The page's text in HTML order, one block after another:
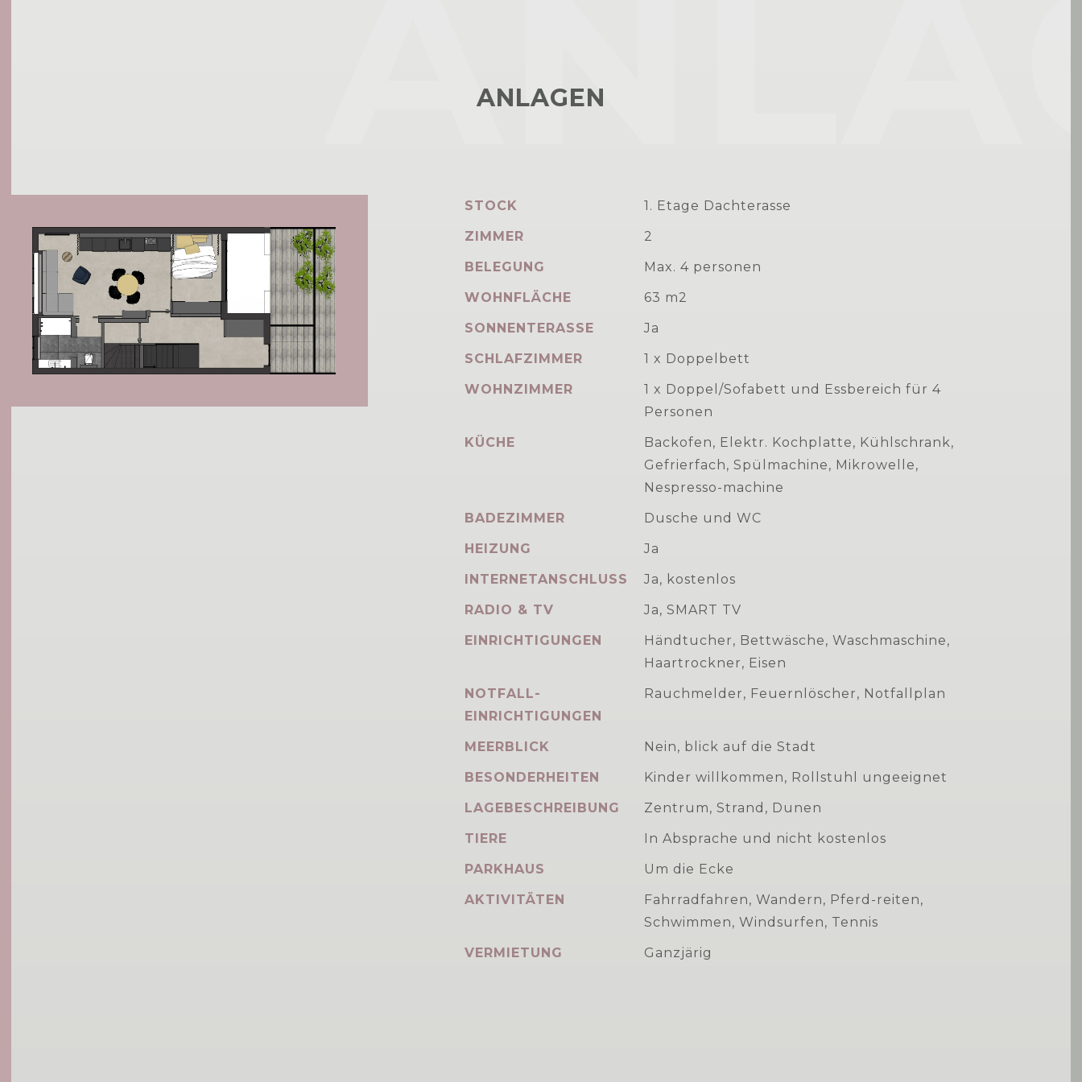
ANLAGEN
STOCK
1. Etage Dachterasse
ZIMMER
2
BELEGUNG
Max. 4 personen
WOHNFLÄCHE
63 m2
SONNENTERASSE
Ja
SCHLAFZIMMER
1 x Doppelbett
WOHNZIMMER
1 x Doppel/Sofabett und Essbereich für 4
Personen
KÜCHE
Backofen, Elektr. Kochplatte, Kühlschrank,
Gefrierfach, Spülmachine, Mikrowelle,
Nespresso-machine
BADEZIMMER
Dusche und WC
HEIZUNG
Ja
INTERNETANSCHLUSS
Ja, kostenlos
RADIO & TV
Ja, SMART TV
EINRICHTIGUNGEN
Händtucher, Bettwäsche, Waschmaschine,
Haartrockner, Eisen
NOTFALL-
EINRICHTIGUNGEN
Rauchmelder, Feuernlöscher, Notfallplan
MEERBLICK
Nein, blick auf die Stadt
BESONDERHEITEN
Kinder willkommen, Rollstuhl ungeeignet
LAGEBESCHREIBUNG
Zentrum, Strand, Dunen
TIERE
In Absprache und nicht kostenlos
PARKHAUS
Um die Ecke
AKTIVITÄTEN
Fahrradfahren, Wandern, Pferd-reiten,
Schwimmen, Windsurfen, Tennis
VERMIETUNG
Ganzjärig